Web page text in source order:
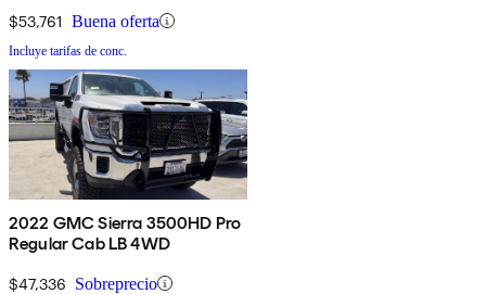
$53,761 Buena oferta
Incluye tarifas de conc.
2022 GMC Sierra 3500HD Pro
Regular Cab LB 4WD
$47,336 Sobreprecio